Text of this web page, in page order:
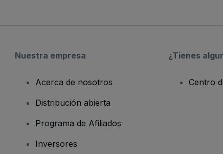
Nuestra empresa
Acerca de nosotros
Distribución abierta
Programa de Afiliados
Inversores
¿Tienes
Centro